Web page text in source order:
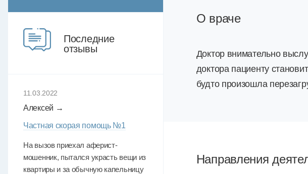
О враче
Доктор внимательно
доктора пациенту
будто произошла
Направления
Последние
отзывы
11.03.2022
Алексей →
Частная скорая помощь №1
На вызов приехал аферист-
мошенник, пытался украсть вещи из
квартиры и за обычную капельницу